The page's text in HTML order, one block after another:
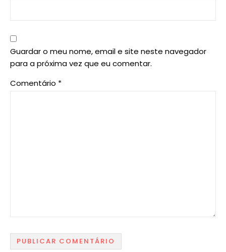
Guardar o meu nome, email e site neste navegador
para a próxima vez que eu comentar.
Comentário *